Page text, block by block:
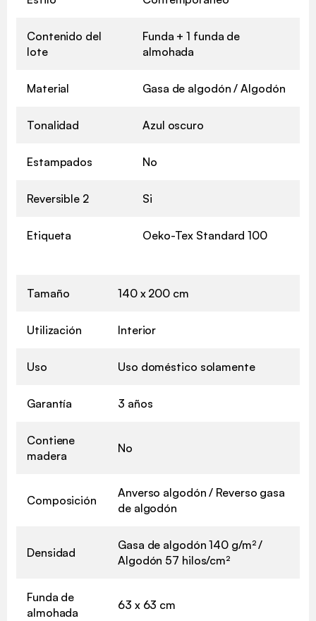
Contenido del
lote
Funda + 1 funda de
almohada
Material Gasa de algodón / Algodón
Tonalidad Azul oscuro
Estampados No
Reversible 2 Si
Etiqueta Oeko-Tex Standard 100
Tamaño 140 x 200 cm
Utilización Interior
Uso Uso doméstico solamente
Garantía 3 años
Contiene
madera
No
Composición
Anverso algodón / Reverso gasa
de algodón
Densidad
Gasa de algodón 140 g/m² /
Algodón 57 hilos/cm²
Funda de
almohada
63 x 63 cm